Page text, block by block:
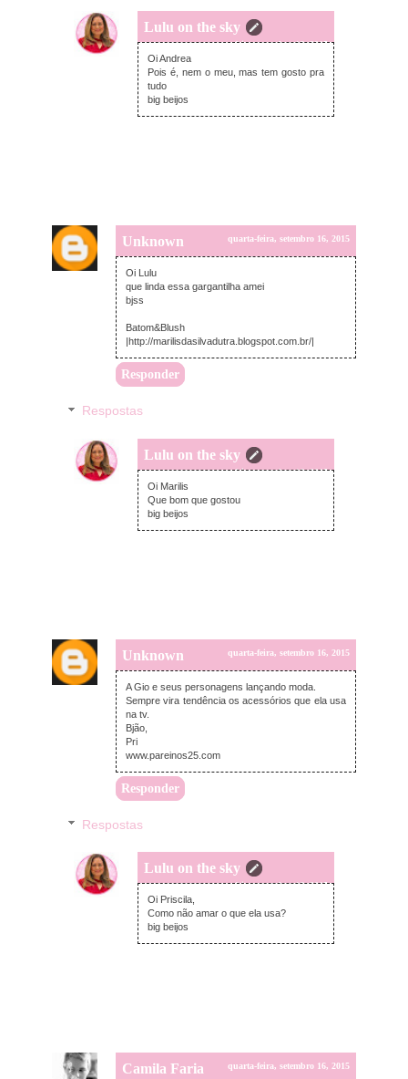
Lulu on the sky
quarta-feira, setembro 16, 2015
Oi Andrea
Pois é, nem o meu, mas tem gosto pra
tudo
big beijos
Unknown quarta-feira, setembro 16, 2015
Oi Lulu
que linda essa gargantilha amei
bjss
Batom&Blush
|http://marilisdasilvadutra.blogspot.com.br/|
Responder
Respostas
Lulu on the sky
quarta-feira, setembro 16, 2015
Oi Marilis
Que bom que gostou
big beijos
Unknown quarta-feira, setembro 16, 2015
A Gio e seus personagens lançando moda.
Sempre vira tendência os acessórios que ela usa
na tv.
Bjão,
Pri
www.pareinos25.com
Responder
Respostas
Lulu on the sky
quarta-feira, setembro 16, 2015
Oi Priscila,
Como não amar o que ela usa?
big beijos
Camila Faria quarta-feira, setembro 16, 2015